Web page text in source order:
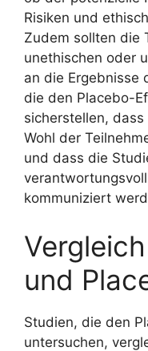
Risiken und
Zudem sollten die
unethischen oder
an die Ergebnisse
die den Placebo-
sicherstellen,
Wohl der
und dass die
kommuniziert
und
Studien, die den
untersuchen,